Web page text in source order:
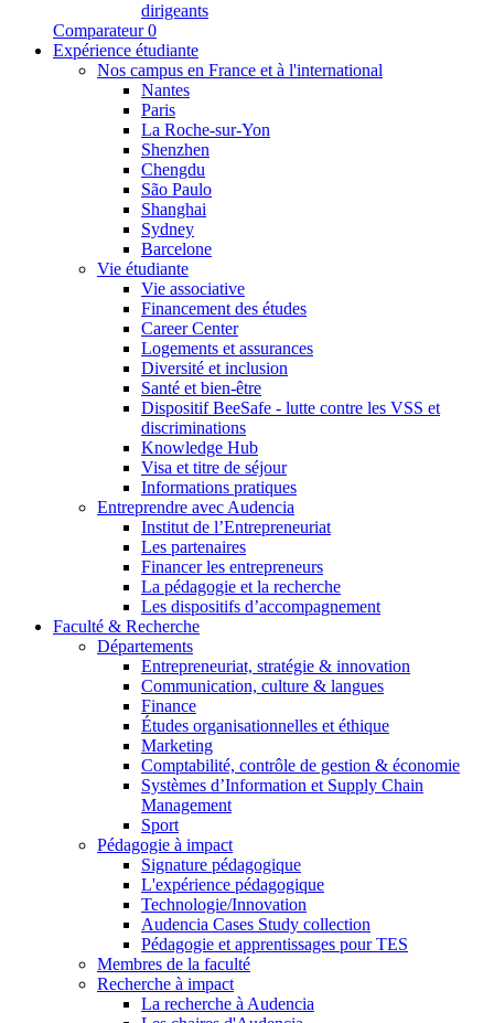
dirigeants
Comparateur 0
Expérience étudiante
Nos campus en France et à l'international
Nantes
Paris
La Roche-sur-Yon
Shenzhen
Chengdu
São Paulo
Shanghai
Sydney
Barcelone
Vie étudiante
Vie associative
Financement des études
Career Center
Logements et assurances
Diversité et inclusion
Santé et bien-être
Dispositif BeeSafe - lutte contre les VSS et
discriminations
Knowledge Hub
Visa et titre de séjour
Informations pratiques
Entreprendre avec Audencia
Institut de l’Entrepreneuriat
Les partenaires
Financer les entrepreneurs
La pédagogie et la recherche
Les dispositifs d’accompagnement
Faculté & Recherche
Départements
Entrepreneuriat, stratégie & innovation
Communication, culture & langues
Finance
Études organisationnelles et éthique
Marketing
Comptabilité, contrôle de gestion & économie
Systèmes d’Information et Supply Chain
Management
Sport
Pédagogie à impact
Signature pédagogique
L'expérience pédagogique
Technologie/Innovation
Audencia Cases Study collection
Pédagogie et apprentissages pour TES
Membres de la faculté
Recherche à impact
La recherche à Audencia